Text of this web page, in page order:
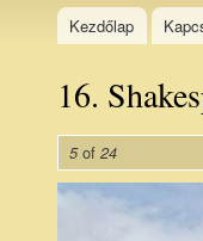
Kollégium
Kezdőlap
16.
5of 24